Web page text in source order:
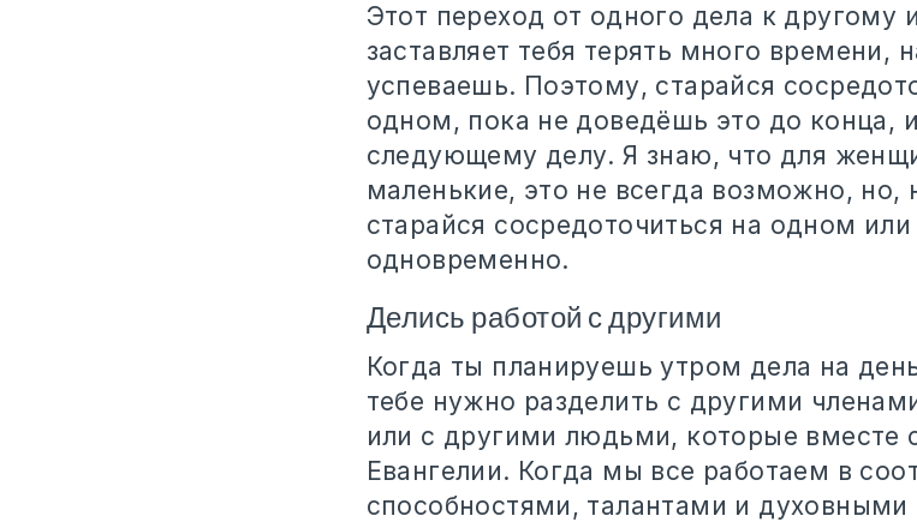
Этот переход от одного дела к другому
заставляет тебя терять много времени,
успеваешь. Поэтому, старайся
одном, пока не доведёшь это до конца,
следующему делу. Я знаю, что для
маленькие, это не всегда возможно, но,
старайся сосредоточиться на одном
одновременно.
Делись работой с другими
Когда ты планируешь утром дела на
тебе нужно разделить с другими
или с другими людьми, которые вместе
Евангелии. Когда мы все работаем в
способностями, талантами и